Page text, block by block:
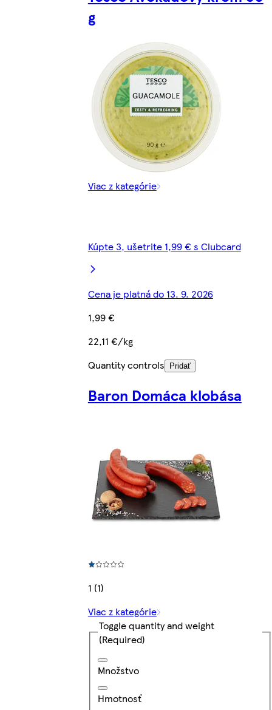
g
Viac z kategórie
Kúpte 3, ušetrite 1,99 € s Clubcard
Cena je platná do 13. 9. 2026
1,99 €
22,11 €/kg
Quantity controls
Pridať
Baron Domáca klobása
1 (1)
Viac z kategórie
Toggle quantity and weight
(Required)
Množstvo
Hmotnosť